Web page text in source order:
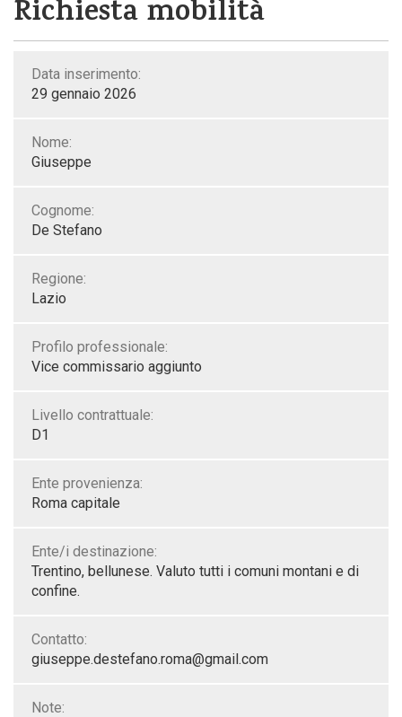
Richiesta mobilità
Data inserimento:
29 gennaio 2026
Nome:
Giuseppe
Cognome:
De Stefano
Regione:
Lazio
Profilo professionale:
Vice commissario aggiunto
Livello contrattuale:
D1
Ente provenienza:
Roma capitale
Ente/i destinazione:
Trentino, bellunese. Valuto tutti i comuni montani e di
confine.
Contatto:
giuseppe.destefano.roma@gmail.com
Note: